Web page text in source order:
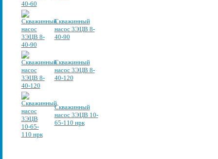
Скважинный
насос 3ЭЦВ 8-
40-90
Скважинный
насос 3ЭЦВ 8-
40-120
Скважинный
насос 3ЭЦВ 10-
65-110 нрк